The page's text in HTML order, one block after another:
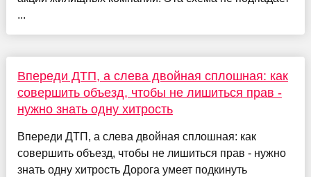
...
Впереди ДТП, а слева двойная сплошная: как
совершить объезд, чтобы не лишиться прав -
нужно знать одну хитрость
Впереди ДТП, а слева двойная сплошная: как
совершить объезд, чтобы не лишиться прав - нужно
знать одну хитрость Дорога умеет подкинуть